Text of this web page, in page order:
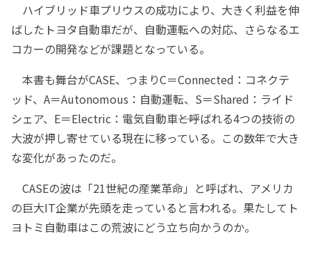
ハイブリッド車プリウスの成功により、大きく利益を伸
ばしたトヨタ自動車だが、自動運転への対応、さらなるエ
コカーの開発などが課題となっている。
本書も舞台がCASE、つまりC＝Connected：コネクテ
ッド、A＝Autonomous：自動運転、S＝Shared：ライド
シェア、E＝Electric：電気自動車――と呼ばれる4つの技術の
大波が押し寄せている現在に移っている。この数年で大き
な変化があったのだ。
CASEの波は「21世紀の産業革命」と呼ばれ、アメリカ
の巨大IT企業が先頭を走っていると言われる。果たしてト
ヨトミ自動車はこの荒波にどう立ち向かうのか。